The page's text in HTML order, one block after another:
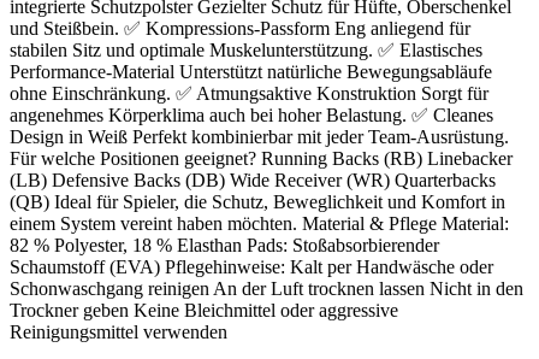
integrierte Schutzpolster Gezielter Schutz für Hüfte, Oberschenkel
und Steißbein. ✅ Kompressions-Passform Eng anliegend für
stabilen Sitz und optimale Muskelunterstützung. ✅ Elastisches
Performance-Material Unterstützt natürliche Bewegungsabläufe
ohne Einschränkung. ✅ Atmungsaktive Konstruktion Sorgt für
angenehmes Körperklima auch bei hoher Belastung. ✅ Cleanes
Design in Weiß Perfekt kombinierbar mit jeder Team-Ausrüstung.
Für welche Positionen geeignet? Running Backs (RB) Linebacker
(LB) Defensive Backs (DB) Wide Receiver (WR) Quarterbacks
(QB) Ideal für Spieler, die Schutz, Beweglichkeit und Komfort in
einem System vereint haben möchten. Material & Pflege Material:
82 % Polyester, 18 % Elasthan Pads: Stoßabsorbierender
Schaumstoff (EVA) Pflegehinweise: Kalt per Handwäsche oder
Schonwaschgang reinigen An der Luft trocknen lassen Nicht in den
Trockner geben Keine Bleichmittel oder aggressive
Reinigungsmittel verwenden